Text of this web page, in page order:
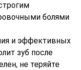
болями
и эффективных
зуб после
не теряйте